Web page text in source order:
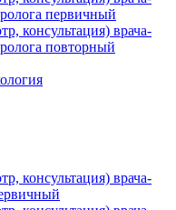
первичный
консультация) врача-
повторный
консультация) врача-